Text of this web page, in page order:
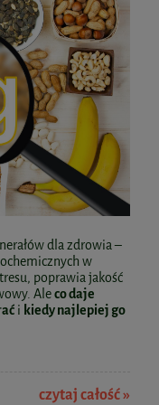
60kaps.
60kaps.
z olejem z
zł
zł
dla zdrowia –
w
poprawia jakość
Aleco daje
i kiedy najlepiej go
czytaj całość »